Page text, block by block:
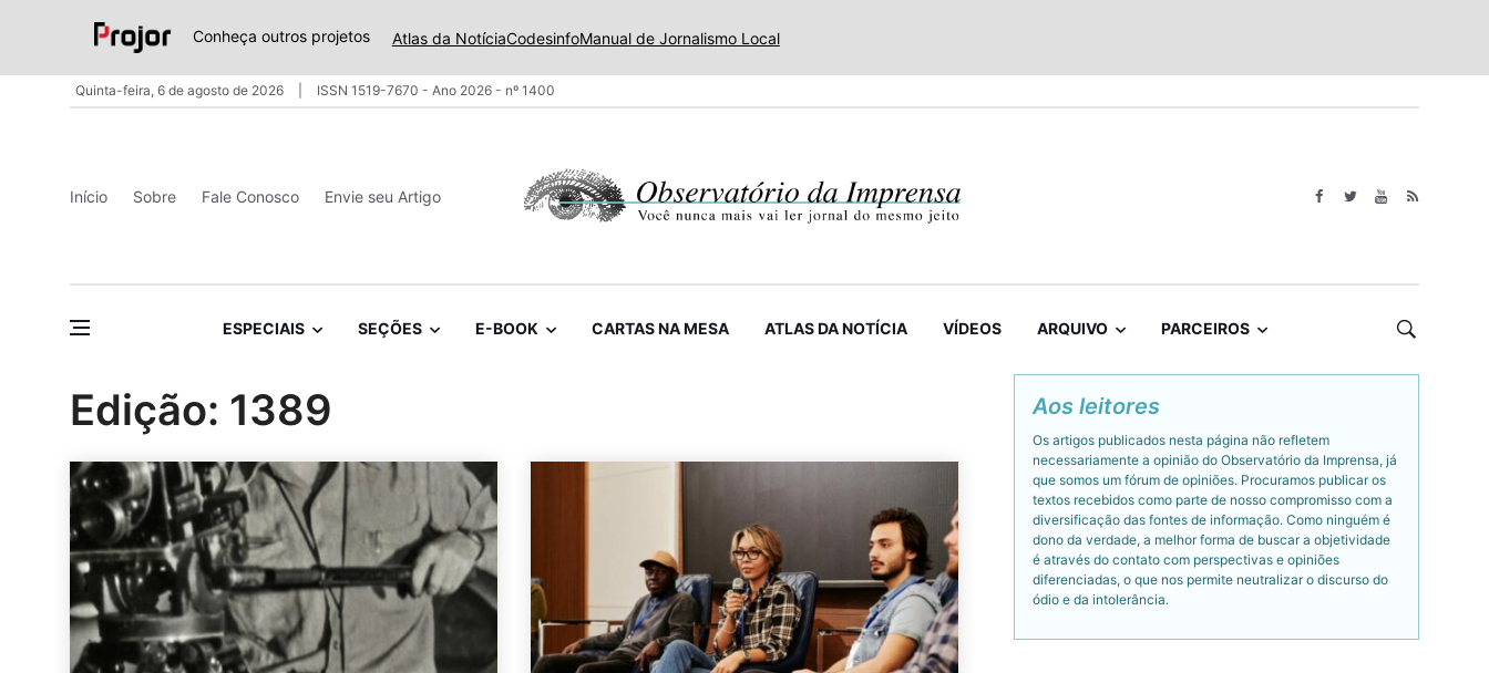
Conheça outros projetos Atlas da NotíciaCodesinfoManual de Jornalismo Local
Quinta-feira, 6 de agosto de 2026 ISSN 1519-7670 - Ano 2026 - nº 1400
Início Sobre Fale Conosco Envie seu Artigo
ESPECIAIS SEÇÕES E-BOOK CARTAS NA MESA ATLAS DA NOTÍCIA VÍDEOS ARQUIVO PARCEIROS
Edição: 1389 Aos leitores
Os artigos publicados nesta página não refletem
necessariamente a opinião do Observatório da Imprensa, já
que somos um fórum de opiniões. Procuramos publicar os
textos recebidos como parte de nosso compromisso com a
diversificação das fontes de informação. Como ninguém é
dono da verdade, a melhor forma de buscar a objetividade
é através do contato com perspectivas e opiniões
diferenciadas, o que nos permite neutralizar o discurso do
ódio e da intolerância.